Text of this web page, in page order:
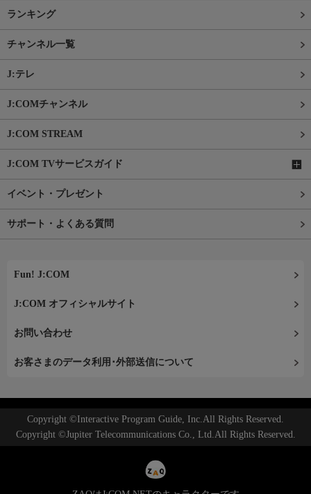
ランキング
チャンネル一覧
J:テレ
J:COMチャンネル
J:COM STREAM
J:COM TVサービスガイド
イベント・プレゼント
サポート・よくある質問
Fun! J:COM
J:COM オフィシャルサイト
お問い合わせ
お客さまのデータ利用･外部送信について
Copyright ©Interactive Program Guide, Inc.All Rights Reserved.
Copyright ©Jupiter Telecommunications Co., Ltd.All Rights Reserved.